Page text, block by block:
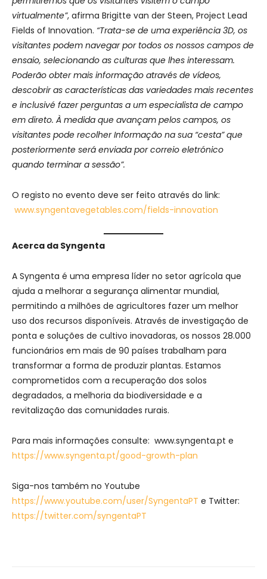
virtualmente”, afirma Brigitte van der Steen, Project Lead
Fields of Innovation. “Trata-se de uma experiência 3D, os
visitantes podem navegar por todos os nossos campos de
ensaio, selecionando as culturas que lhes interessam.
Poderão obter mais informação através de vídeos,
descobrir as características das variedades mais recentes
e inclusivé fazer perguntas a um especialista de campo
em direto. À medida que avançam pelos campos, os
visitantes pode recolher Informação na sua “cesta” que
posteriormente será enviada por correio eletrónico
quando terminar a sessão”.
O registo no evento deve ser feito através do link:
www.syngentavegetables.com/fields-innovation
Acerca da Syngenta
A Syngenta é uma empresa líder no setor agrícola que
ajuda a melhorar a segurança alimentar mundial,
permitindo a milhões de agricultores fazer um melhor
uso dos recursos disponíveis. Através de investigação de
ponta e soluções de cultivo inovadoras, os nossos 28.000
funcionários em mais de 90 países trabalham para
transformar a forma de produzir plantas. Estamos
comprometidos com a recuperação dos solos
degradados, a melhoria da biodiversidade e a
revitalização das comunidades rurais.
Para mais informações consulte: www.syngenta.pt e
https://www.syngenta.pt/good-growth-plan
Siga-nos também no Youtube
https://www.youtube.com/user/SyngentaPT e Twitter:
https://twitter.com/syngentaPT